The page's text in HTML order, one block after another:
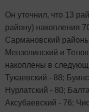
Он уточнил, что 13
району) накопления
Сармановский
Мензелинский и
накоплены в
Тукаевский - 88;
Нурлатский - 80;
Аксубаевский - 76;